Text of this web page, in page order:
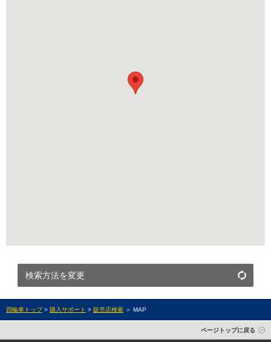
検索方法を変更
四輪車トップ> 購入サポート > 販売店検索 ＞ MAP
ページトップに戻る